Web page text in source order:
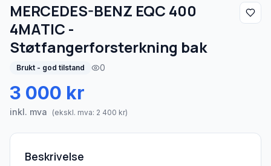
MERCEDES-BENZ EQC 400
4MATIC -
Støtfangerforsterkning bak
Brukt - god tilstand 0
3 000 kr
inkl. mva (ekskl. mva: 2 400 kr)
Beskrivelse